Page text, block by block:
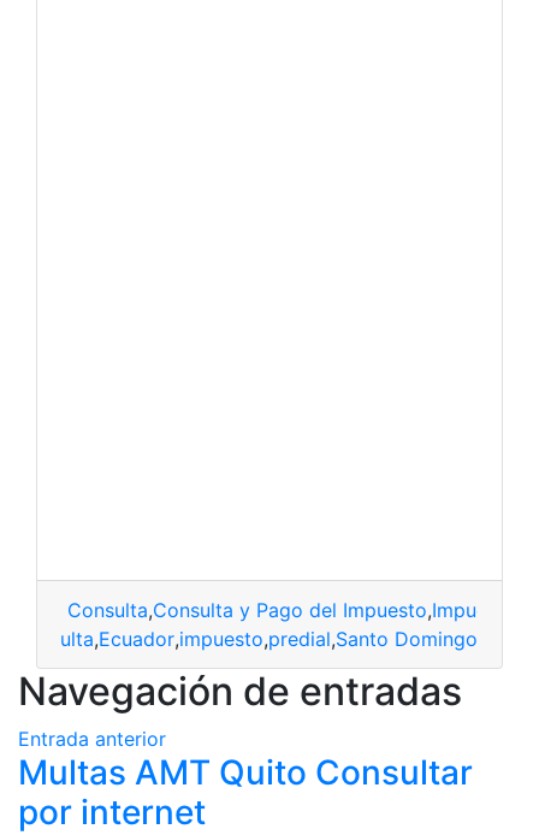
Consulta,Consulta y Pago del Impuesto,Impuesto
Consulta,Ecuador,impuesto,predial,Santo Domingo
Navegación de entradas
Entrada anterior
Multas AMT Quito Consultar
por internet